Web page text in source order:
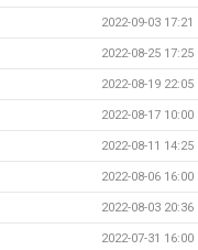
2022-09-03 17:21
2022-08-25 17:25
2022-08-19 22:05
2022-08-17 10:00
2022-08-11 14:25
2022-08-06 16:00
2022-08-03 20:36
2022-07-31 16:00